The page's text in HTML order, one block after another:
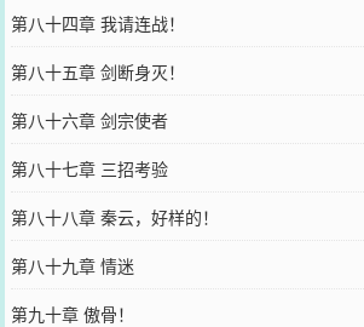
第八十四章 我请连战！
第八十五章 剑断身灭！
第八十六章 剑宗使者
第八十七章 三招考验
第八十八章 秦云，好样的！
第八十九章 情迷
第九十章 傲骨！